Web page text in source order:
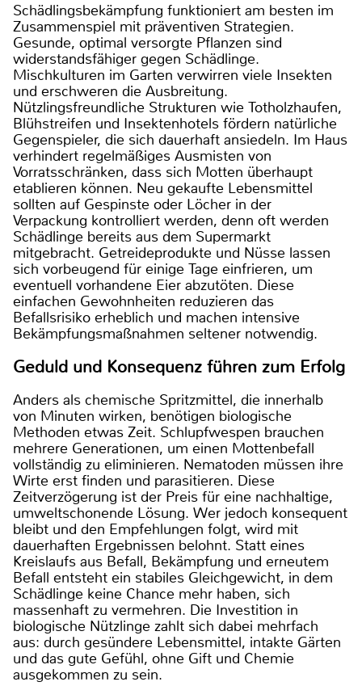
Schädlingsbekämpfung funktioniert am besten im
Zusammenspiel mit präventiven Strategien.
Gesunde, optimal versorgte Pflanzen sind
widerstandsfähiger gegen Schädlinge.
Mischkulturen im Garten verwirren viele Insekten
und erschweren die Ausbreitung.
Nützlingsfreundliche Strukturen wie Totholzhaufen,
Blühstreifen und Insektenhotels fördern natürliche
Gegenspieler, die sich dauerhaft ansiedeln. Im Haus
verhindert regelmäßiges Ausmisten von
Vorratsschränken, dass sich Motten überhaupt
etablieren können. Neu gekaufte Lebensmittel
sollten auf Gespinste oder Löcher in der
Verpackung kontrolliert werden, denn oft werden
Schädlinge bereits aus dem Supermarkt
mitgebracht. Getreideprodukte und Nüsse lassen
sich vorbeugend für einige Tage einfrieren, um
eventuell vorhandene Eier abzutöten. Diese
einfachen Gewohnheiten reduzieren das
Befallsrisiko erheblich und machen intensive
Bekämpfungsmaßnahmen seltener notwendig.
Geduld und Konsequenz führen zum Erfolg
Anders als chemische Spritzmittel, die innerhalb
von Minuten wirken, benötigen biologische
Methoden etwas Zeit. Schlupfwespen brauchen
mehrere Generationen, um einen Mottenbefall
vollständig zu eliminieren. Nematoden müssen ihre
Wirte erst finden und parasitieren. Diese
Zeitverzögerung ist der Preis für eine nachhaltige,
umweltschonende Lösung. Wer jedoch konsequent
bleibt und den Empfehlungen folgt, wird mit
dauerhaften Ergebnissen belohnt. Statt eines
Kreislaufs aus Befall, Bekämpfung und erneutem
Befall entsteht ein stabiles Gleichgewicht, in dem
Schädlinge keine Chance mehr haben, sich
massenhaft zu vermehren. Die Investition in
biologische Nützlinge zahlt sich dabei mehrfach
aus: durch gesündere Lebensmittel, intakte Gärten
und das gute Gefühl, ohne Gift und Chemie
ausgekommen zu sein.